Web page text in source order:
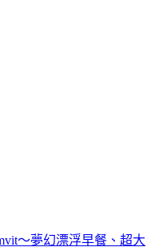
～夢幻漂浮早餐、超大